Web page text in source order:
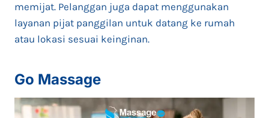
memijat. Pelanggan juga dapat menggunakan
layanan pijat panggilan untuk datang ke rumah
atau lokasi sesuai keinginan.
Go Massage